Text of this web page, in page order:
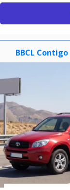
BBCL Contigo